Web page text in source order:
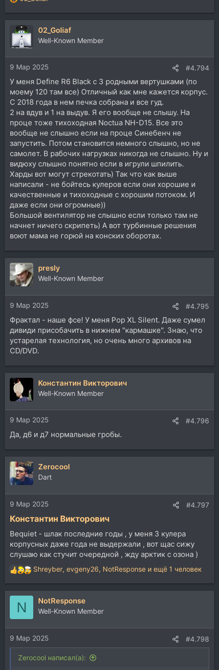
Р
е
а
и
и
:
02_Goliaf
Well-Known Member
9 Мар 2025 #4.794
У меня Define R6 Black с 3 родными вертушками (по
моему 120 там все) Отличный как мне кажется корпус.
С 2018 года в нем печка собрана и все гуд.
2 на вдув и 1 на выдув. Я его вообще не слышу. На
проце тоже тихоходная Noctua NH-D15. Все это
вообще не слышно если на проце Синебенч не
запустить. Потом становится немного слышно, но не
самолет. В рабочих нагрузках никогда не слышно. Ну и
видюху слышно понятно если в игрули шпилить.
Харды вот могут стрекотать) Так что как выше
написали - не бойтесь кулеров если они хорошие и
качественные и тихоходные с хорошим потоком. И
даже если они огромные))
Большой вентилятор не слышно если только там не
начнет ничего скрипеть) А вот турбинные решения
воют мама не горюй на конских оборотах.
presly
Well-Known Member
9 Мар 2025 #4.795
Фрактал - наше фсе! У меня Pop XL Silent. Даже сумел
дивиди присобачить в нижнем "кармашке". Знаю, что
устарелая технология, но очень много архивов на
CD/DVD.
Константин Викторович
Well-Known Member
9 Мар 2025 #4.796
Да, д6 и д7 нормальные гробы.
Zerocool
Dart
9 Мар 2025 #4.797
Константин Викторович
Bequiet - шлак последние годы , у меня 3 кулера
корпусных даже года не выдержали , вот щас сижу
слушаю как стучит очередной , жду арктик с озона )
Р
е
а
и
и
:
Shreyber, evgeny26, NotResponse и ещё 1 человек
N NotResponse
Well-Known Member
9 Мар 2025 #4.798
Zerocool написал(а):